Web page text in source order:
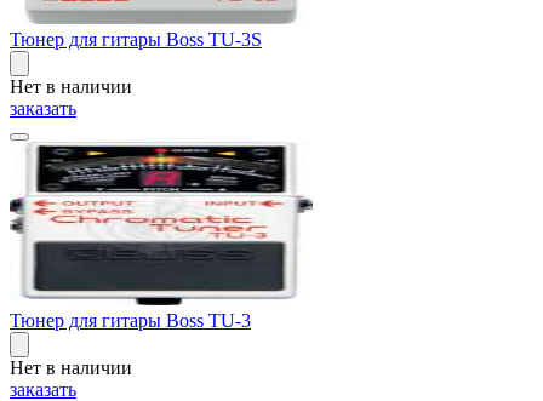
Тюнер для гитары Boss TU-3S
Нет в наличии
заказать
Тюнер для гитары Boss TU-3
Нет в наличии
заказать